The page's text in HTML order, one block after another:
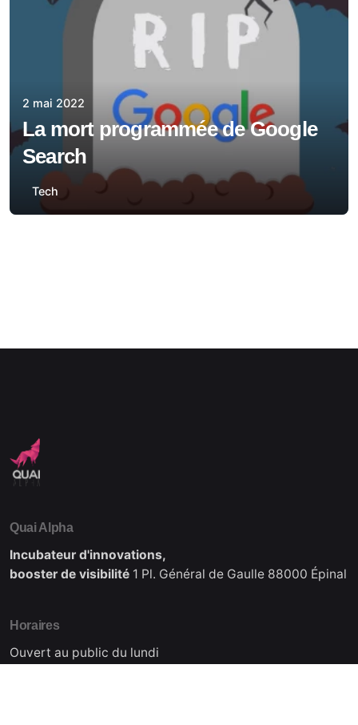
2 mai 2022
La mort programmée de Google
Search
Tech
Quai Alpha
Incubateur d'innovations,
booster de visibilité 1 Pl. Général de Gaulle 88000 Épinal
Horaires
Ouvert au public du lundi